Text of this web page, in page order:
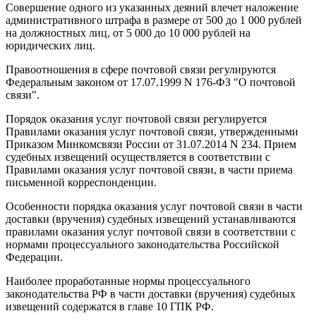
Совершение одного из указанных деяний влечет наложение
административного штрафа в размере от 500 до 1 000 рублей
на должностных лиц, от 5 000 до 10 000 рублей на
юридических лиц.
Правоотношения в сфере почтовой связи регулируются
Федеральным законом от 17.07.1999 N 176-ФЗ "О почтовой
связи".
Порядок оказания услуг почтовой связи регулируется
Правилами оказания услуг почтовой связи, утвержденными
Приказом Минкомсвязи России от 31.07.2014 N 234. Прием
судебных извещений осуществляется в соответствии с
Правилами оказания услуг почтовой связи, в части приема
письменной корреспонденции.
Особенности порядка оказания услуг почтовой связи в части
доставки (вручения) судебных извещений устанавливаются
правилами оказания услуг почтовой связи в соответствии с
нормами процессуального законодательства Российской
Федерации.
Наиболее проработанные нормы процессуального
законодательства РФ в части доставки (вручения) судебных
извещений содержатся в главе 10 ГПК РФ.